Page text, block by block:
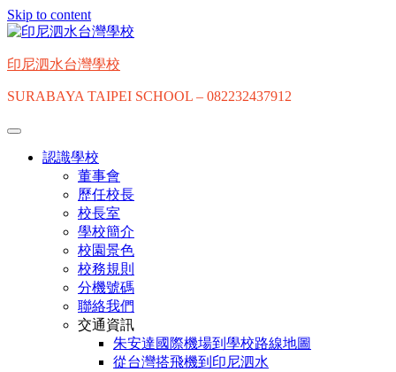
Skip to content
印尼泗水台灣學校
SURABAYA TAIPEI SCHOOL – 082232437912
認識學校
董事會
歷任校長
校長室
學校簡介
校園景色
校務規則
分機號碼
聯絡我們
交通資訊
朱安達國際機場到學校路線地圖
從台灣搭飛機到印尼泗水